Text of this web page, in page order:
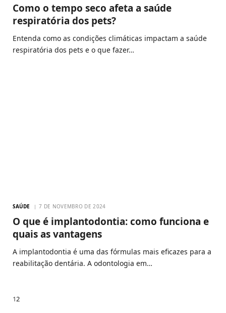
Como o tempo seco afeta a saúde
respiratória dos pets?
Entenda como as condições climáticas impactam a saúde
respiratória dos pets e o que fazer…
SAÚDE 7 DE NOVEMBRO DE 2024
O que é implantodontia: como funciona e
quais as vantagens
A implantodontia é uma das fórmulas mais eficazes para a
reabilitação dentária. A odontologia em…
12Next